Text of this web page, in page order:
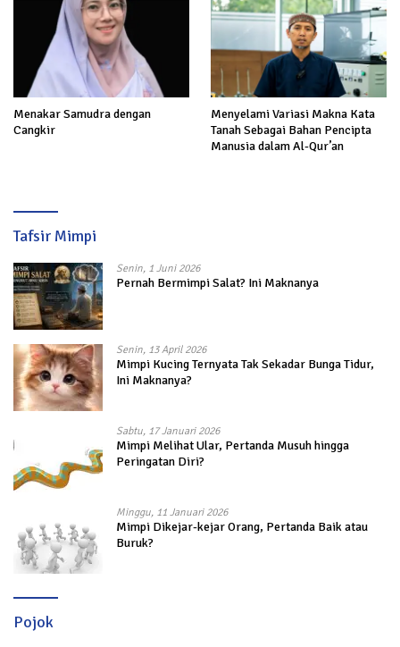
Menakar Samudra dengan
Cangkir
Menyelami Variasi Makna Kata
Tanah Sebagai Bahan Pencipta
Manusia dalam Al-Qur’an
Tafsir Mimpi
Senin, 1 Juni 2026
Pernah Bermimpi Salat? Ini Maknanya
Senin, 13 April 2026
Mimpi Kucing Ternyata Tak Sekadar Bunga Tidur,
Ini Maknanya?
Sabtu, 17 Januari 2026
Mimpi Melihat Ular, Pertanda Musuh hingga
Peringatan Diri?
Minggu, 11 Januari 2026
Mimpi Dikejar-kejar Orang, Pertanda Baik atau
Buruk?
Pojok